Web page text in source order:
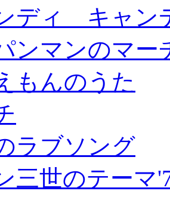
ディ キャン
ンマンのマー
もんのうた
ラブソング
三世のテーマ